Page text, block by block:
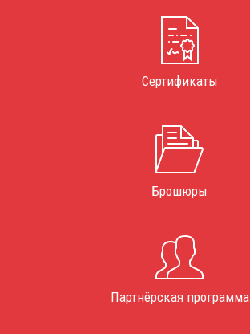
Сертификаты
Брошюры
Партнёрская программа